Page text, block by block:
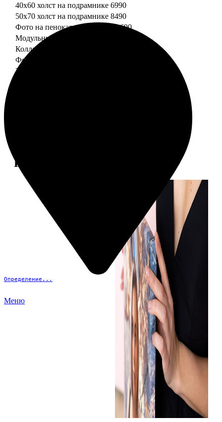
Определение...
Меню
40х60 холст на подрамнике 6990
50х70 холст на подрамнике 8490
Фото на пенокартоне
от 690
Модульный пенокартон
Коллаж на пенокартоне
ФотоМозаика
30х40 пенокартон
Примеры работ